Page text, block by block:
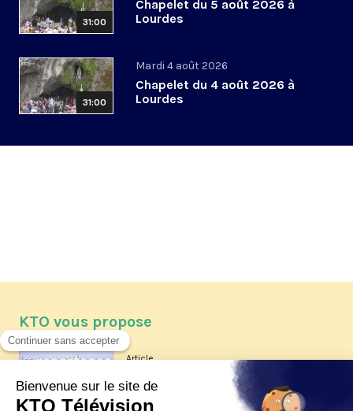
31:00
Chapelet du 5 août 2026 à
Lourdes
31:00
Mardi 4 août 2026
Chapelet du 4 août 2026 à
Lourdes
KTO vous propose
Article
Les reportages d'été 2026 de KTO